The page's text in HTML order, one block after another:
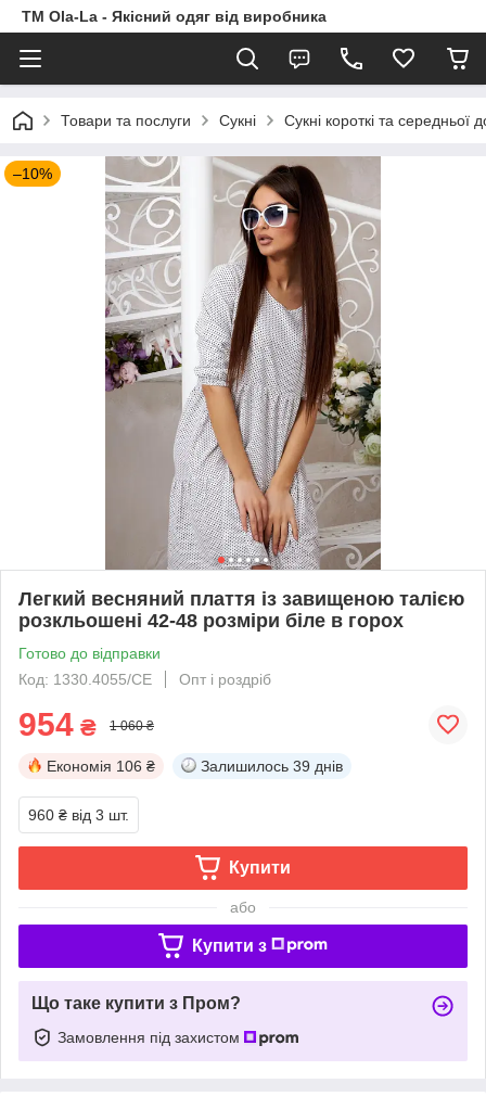
TM Ola-La - Якісний одяг від виробника
Товари та послуги Сукні Сукні короткі та середньої
–10%
Легкий весняний плаття із завищеною талією
розкльошені 42-48 розміри біле в горох
Готово до відправки
Код: 1330.4055/СЕ
Опт і роздріб
954 ₴ 1 060 ₴
Економія 106 ₴ Залишилось 39 днів
960 ₴ від 3 шт.
Купити
або
Купити з
Що таке купити з Пром?
Замовлення під захистом